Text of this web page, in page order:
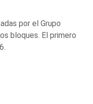
por el Grupo
bloques. El primero